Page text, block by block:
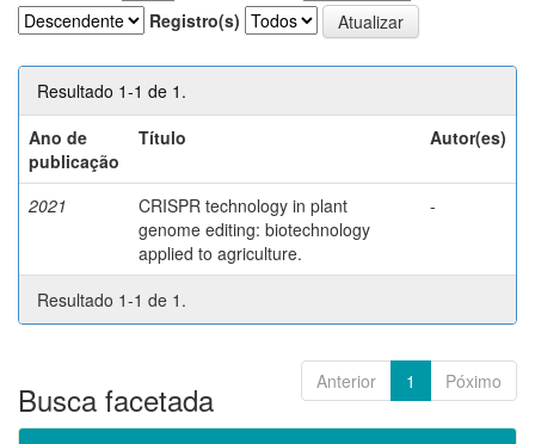
Registro(s)
Resultado 1-1 de 1.
Ano de
publicação
Título Autor(es)
2021
CRISPR technology in plant
genome editing: biotechnology
applied to agriculture.
-
Resultado 1-1 de 1.
Anterior 1 Póximo
Busca facetada